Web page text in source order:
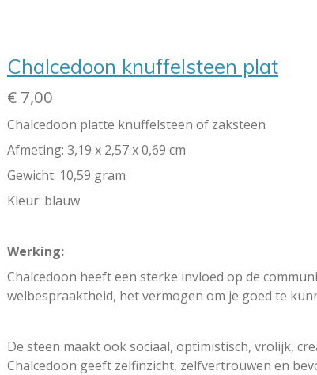
Chalcedoon knuffelsteen plat
€ 7,00
Chalcedoon platte knuffelsteen of zaksteen
Afmeting: 3,19 x 2,57 x 0,69 cm
Gewicht: 10,59 gram
Kleur: blauw
Werking:
Chalcedoon heeft een sterke invloed op de
welbespraaktheid, het vermogen om je goed te
De steen maakt ook sociaal, optimistisch, vrolijk,
Chalcedoon geeft zelfinzicht, zelfvertrouwen en